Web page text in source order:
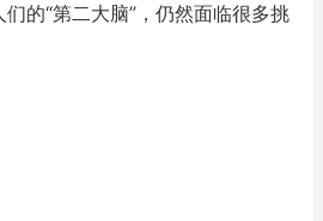
的“第二大脑”，仍然面临很多挑